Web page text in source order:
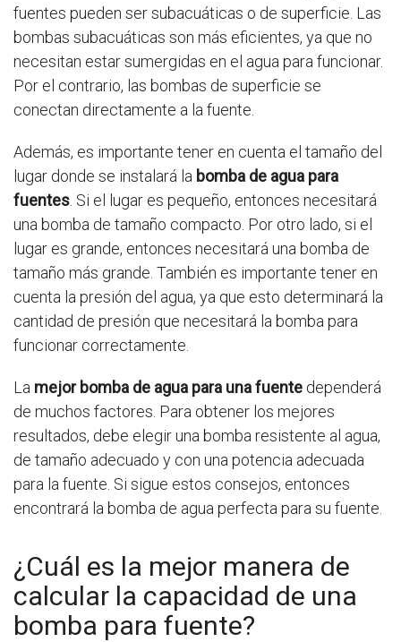
fuentes pueden ser subacuáticas o de superficie. Las
bombas subacuáticas son más eficientes, ya que no
necesitan estar sumergidas en el agua para funcionar.
Por el contrario, las bombas de superficie se
conectan directamente a la fuente.
Además, es importante tener en cuenta el tamaño del
lugar donde se instalará la bomba de agua para
fuentes . Si el lugar es pequeño, entonces necesitará
una bomba de tamaño compacto. Por otro lado, si el
lugar es grande, entonces necesitará una bomba de
tamaño más grande. También es importante tener en
cuenta la presión del agua, ya que esto determinará la
cantidad de presión que necesitará la bomba para
funcionar correctamente.
La mejor bomba de agua para una fuente dependerá
de muchos factores. Para obtener los mejores
resultados, debe elegir una bomba resistente al agua,
de tamaño adecuado y con una potencia adecuada
para la fuente. Si sigue estos consejos, entonces
encontrará la bomba de agua perfecta para su fuente.
¿Cuál es la mejor manera de
calcular la capacidad de una
bomba para fuente?